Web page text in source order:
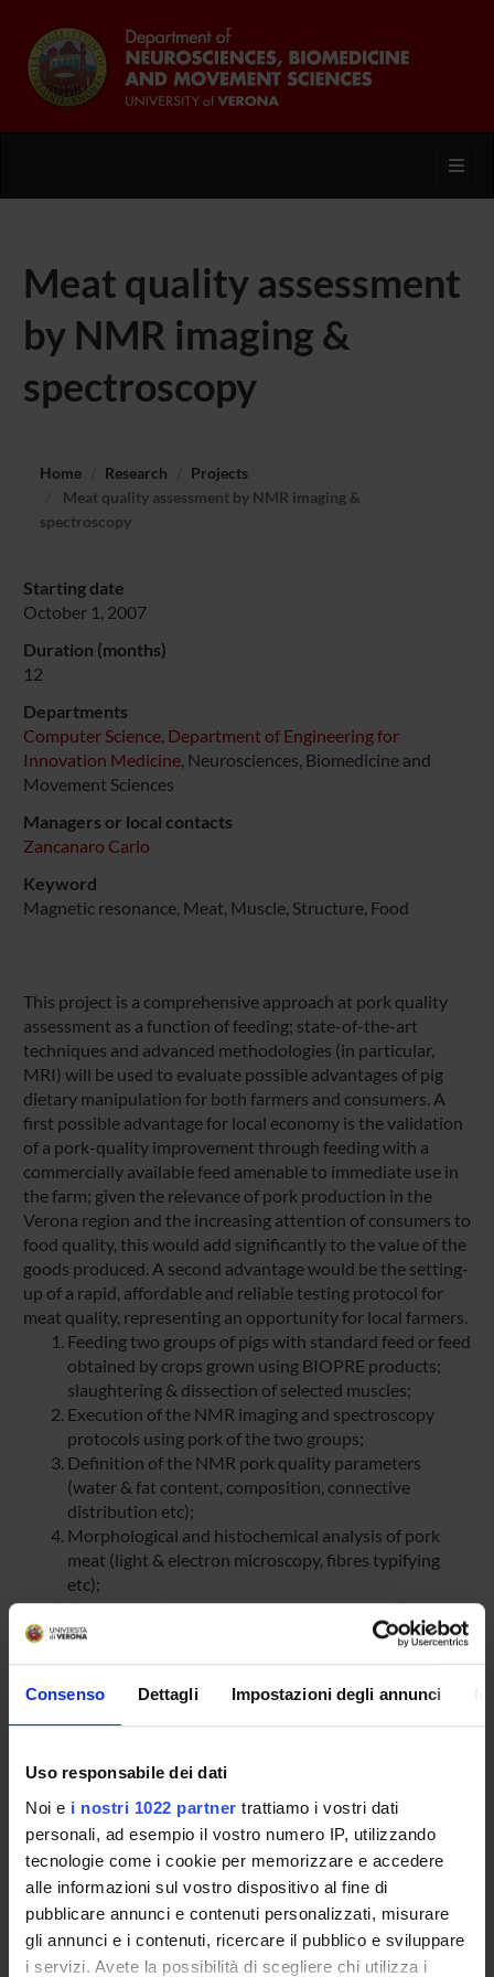
Consenso Dettagli Impostazioni degli annunci
Uso responsabile dei dati
Noi e i nostri 1022 partner trattiamo i vostri dati
personali, ad esempio il vostro numero IP, utilizzando
tecnologie come i cookie per memorizzare e accedere
alle informazioni sul vostro dispositivo al fine di
pubblicare annunci e contenuti personalizzati, misurare
gli annunci e i contenuti, ricercare il pubblico e sviluppare
i servizi. Avete la possibilità di scegliere chi utilizza i
Meat quality assessment
by NMR imaging &
spectroscopy
Home Research
Projects
Meat quality assessment by NMR imaging &
spectroscopy
Starting date
October 1, 2007
Duration (months)
12
Departments
Computer Science, Department of Engineering for
Innovation Medicine, Neurosciences, Biomedicine and
Movement Sciences
Managers or local contacts
Zancanaro Carlo
Keyword
Magnetic resonance, Meat, Muscle, Structure, Food
This project is a comprehensive approach at pork quality
assessment as a function of feeding; state-of-the-art
techniques and advanced methodologies (in particular,
MRI) will be used to evaluate possible advantages of pig
dietary manipulation for both farmers and consumers. A
first possible advantage for local economy is the validation
of a pork-quality improvement through feeding with a
commercially available feed amenable to immediate use in
the farm; given the relevance of pork production in the
Verona region and the increasing attention of consumers to
food quality, this would add significantly to the value of the
goods produced. A second advantage would be the setting-
up of a rapid, affordable and reliable testing protocol for
meat quality, representing an opportunity for local farmers.
Feeding two groups of pigs with standard feed or feed
obtained by crops grown using BIOPRE products;
slaughtering & dissection of selected muscles;
Execution of the NMR imaging and spectroscopy
protocols using pork of the two groups;
Definition of the NMR pork quality parameters
(water & fat content, composition, connective
distribution etc);
Morphological and histochemical analysis of pork
meat (light & electron microscopy, fibres typifying
etc);
Evaluation of structural and composition differences
in pork from the two groups.
Funds:assigned and managed by the department
PROJECT PARTICIPANTS
Manuela Malatesta
Associate Professor